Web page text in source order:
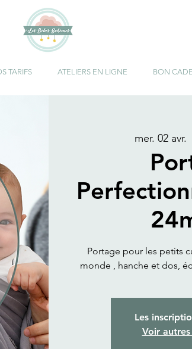
TARIFS ATELIERS EN LIGNE BON
mer. 02 avr.
Portage pour les petits
monde , hanche et dos,
Les
Voir